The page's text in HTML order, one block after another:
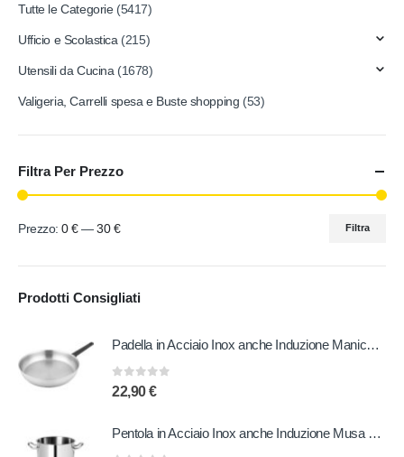
Tutte le Categorie (5417)
Ufficio e Scolastica (215)
Utensili da Cucina (1678)
Valigeria, Carrelli spesa e Buste shopping (53)
Filtra Per Prezzo
Filtra
Prezzo:0 €—30 €
Prodotti Consigliati
Padella in Acciaio Inox anche Induzione Manico in Bachelite 20 cm
0out of 5
22,90€
Pentola in Acciaio Inox anche Induzione Musa 20 cm